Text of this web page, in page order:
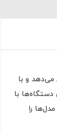
می‌دهد و با
با
را